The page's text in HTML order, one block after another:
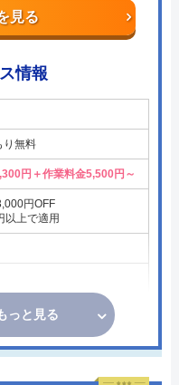
見る
情報
り無料
円＋作業料金5,500円～
円OFF
上で適用
っと見る